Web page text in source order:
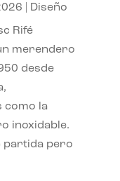
Diseño
Rifé
merendero
desde
como la
inoxidable.
partida pero